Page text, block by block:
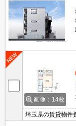
画像：14枚
埼玉県の賃貸物件
の中でも埼玉県に